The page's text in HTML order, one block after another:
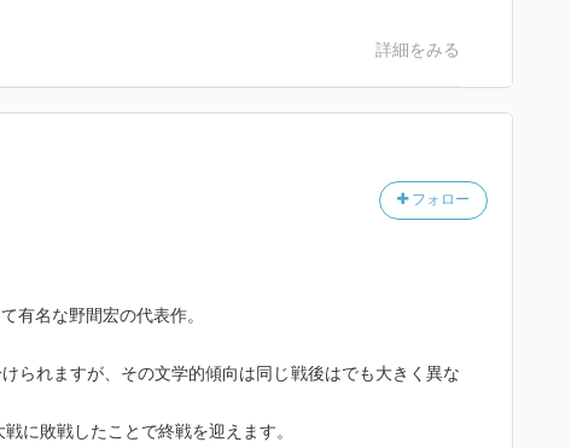
詳細をみる
フォロー
有名な野間宏の代表作。
られますが、その文学的傾向は同じ戦後はでも大きく異な
に敗戦したことで終戦を迎えます。